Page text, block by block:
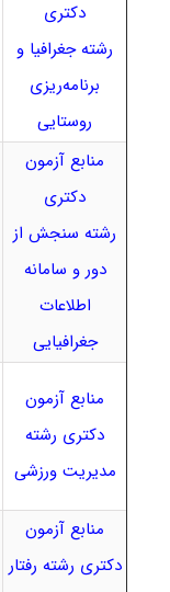
دکتری
رشته جغرافیا و
برنامه‌ریزی
روستایی
منابع آزمون
دکتری
رشته سنجش از
دور و سامانه
اطلاعات
جغرافیایی
منابع آزمون
دکتری رشته
مدیریت ورزشی
منابع آزمون
دکتری رشته رفتار